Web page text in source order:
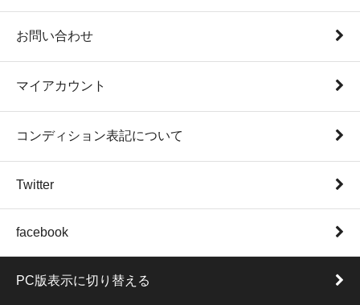
お問い合わせ
マイアカウント
コンディション表記について
Twitter
facebook
PC版表示に切り替える